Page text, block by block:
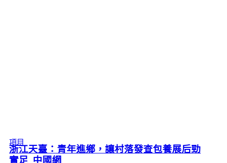
項目
浙江天臺：青年進鄉，讓村落發查包養展后勁
實足_中國網